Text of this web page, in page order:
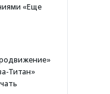
«Еще
Титан»